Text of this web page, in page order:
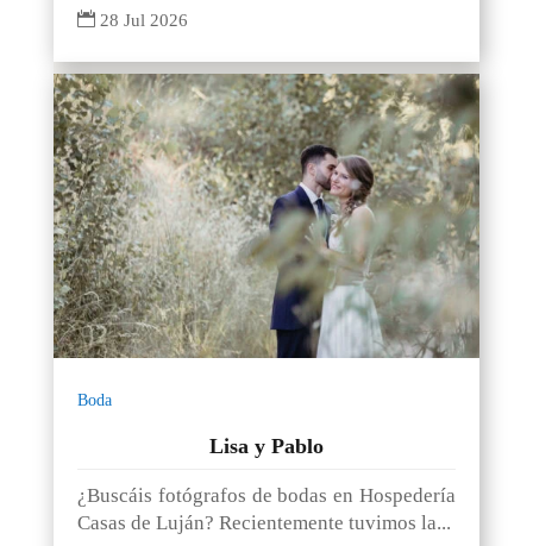
 28 Jul 2026
Boda
Lisa y Pablo
¿Buscáis fotógrafos de bodas en Hospedería
Casas de Luján? Recientemente tuvimos la...